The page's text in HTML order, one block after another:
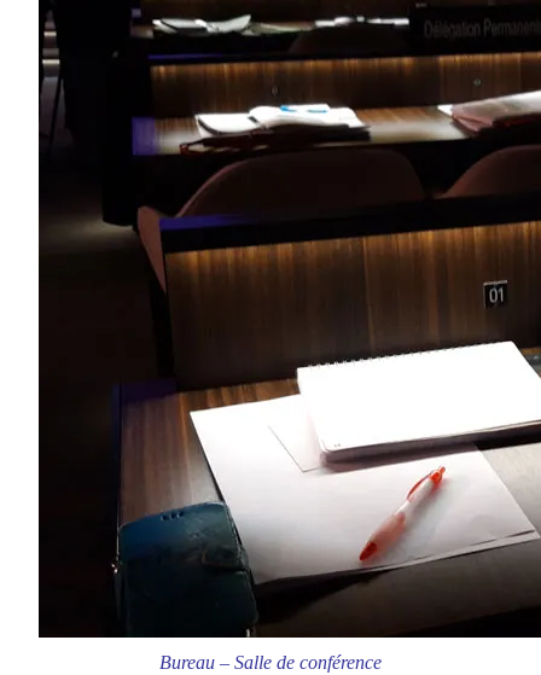
Bureau – Salle de conférence